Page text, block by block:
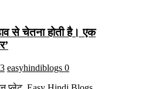
से चेतना होती है। एक
easyhindiblogs 0